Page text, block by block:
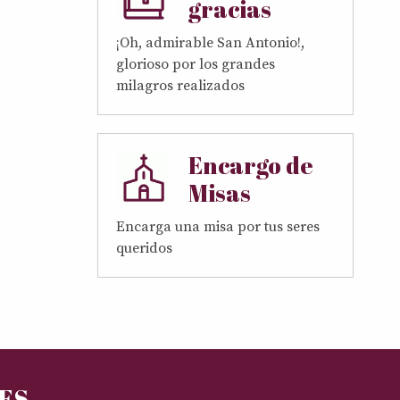
gracias
¡Oh, admirable San Antonio!,
glorioso por los grandes
milagros realizados
Encargo de
Misas
Encarga una misa por tus seres
queridos